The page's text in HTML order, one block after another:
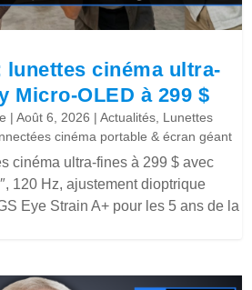
lunettes cinéma ultra-
Micro-OLED à 299 $
|Août 6, 2026 |Actualités, Lunettes
cinéma portable & écran géant
cinéma ultra-fines à 299 $ avec
120 Hz, ajustement dioptrique
Eye Strain A+ pour les 5 ans de la